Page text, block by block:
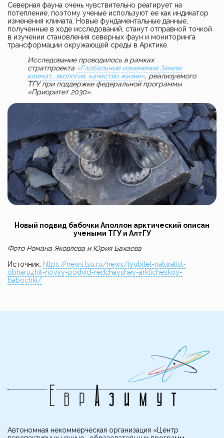
Северная фауна очень чувствительно реагирует на
потепление, поэтому ученые используют ее как индикатор
изменения климата. Новые фундаментальные данные,
полученные в ходе исследований, станут отправной точкой
в изучении становления северных фаун и мониторинга
трансформации окружающей среды в Арктике.
Исследование проводилось в рамках
стратпроекта «Глобальные изменения Земли:
климат, экология, качество жизни», реализуемого
ТГУ при поддержке федеральной программы
«Приоритет 2030».
Новый подвид бабочки Аполлон арктический описан
учеными ТГУ и АлтГУ
Фото Романа Яковлева и Юрия Бахаева
Источник: https://news.tsu.ru/news/lyubitel-naturalist-
obnaruzhil-novyy-podvid-redchayshey-arkticheskoy-
babochki/
Автономная некоммерческая организация «Центр